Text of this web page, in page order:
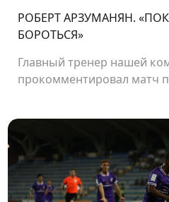
РОБЕРТ АРЗУМАНЯН.
БОРОТЬСЯ»
Главный тренер нашей
прокомментировал матч